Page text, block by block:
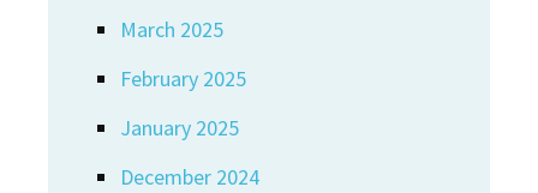
March 2025
February 2025
January 2025
December 2024